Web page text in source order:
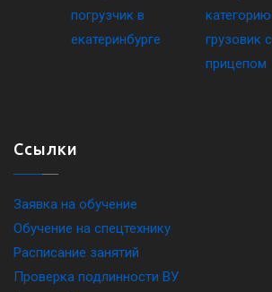
Ссылки
Заявка на обучение
Обучение на спецтехнику
Расписание занятий
Проверка подлинности ВУ